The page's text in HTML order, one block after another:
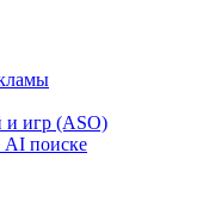
игр (ASO)
AI поиске